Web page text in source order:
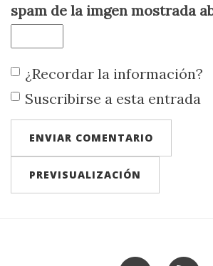
spam de la imgen mostrada
¿Recordar la información?
Suscribirse a esta entrada